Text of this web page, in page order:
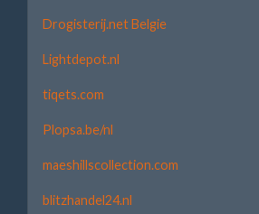
Drogisterij.net Belgie
Lightdepot.nl
tiqets.com
Plopsa.be/nl
maeshillscollection.com
blitzhandel24.nl